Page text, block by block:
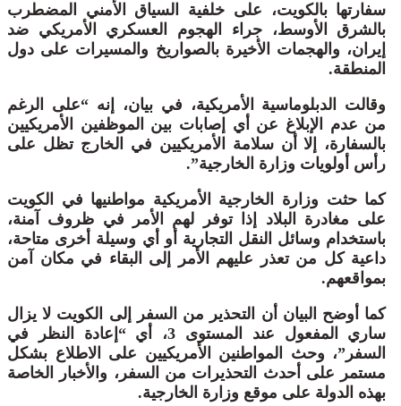
سفارتها بالكويت، على خلفية السياق الأمني المضطرب
بالشرق الأوسط، جراء الهجوم العسكري الأمريكي ضد
إيران، والهجمات الأخيرة بالصواريخ والمسيرات على دول
المنطقة.
وقالت الدبلوماسية الأمريكية، في بيان، إنه “على الرغم
من عدم الإبلاغ عن أي إصابات بين الموظفين الأمريكيين
بالسفارة، إلا أن سلامة الأمريكيين في الخارج تظل على
رأس أولويات وزارة الخارجية”.
كما حثت وزارة الخارجية الأمريكية مواطنيها في الكويت
على مغادرة البلاد إذا توفر لهم الأمر في ظروف آمنة،
باستخدام وسائل النقل التجارية أو أي وسيلة أخرى متاحة،
داعية كل من تعذر عليهم الأمر إلى البقاء في مكان آمن
بمواقعهم.
كما أوضح البيان أن التحذير من السفر إلى الكويت لا يزال
ساري المفعول عند المستوى 3، أي “إعادة النظر في
السفر”، وحث المواطنين الأمريكيين على الاطلاع بشكل
مستمر على أحدث التحذيرات من السفر، والأخبار الخاصة
بهذه الدولة على موقع وزارة الخارجية.